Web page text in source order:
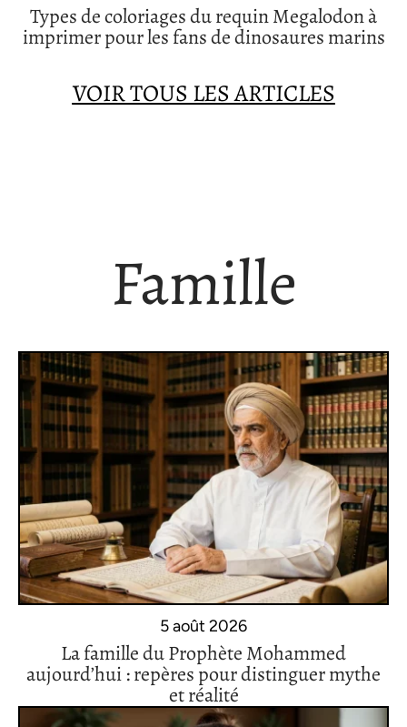
Types de coloriages du requin Megalodon à
imprimer pour les fans de dinosaures marins
VOIR TOUS LES ARTICLES
Famille
5 août 2026
La famille du Prophète Mohammed
aujourd’hui : repères pour distinguer mythe
et réalité